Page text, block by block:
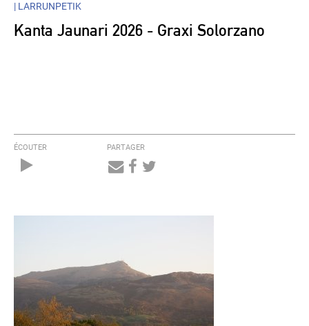
| LARRUNPETIK
Kanta Jaunari 2026 - Graxi Solorzano
ÉCOUTER PARTAGER